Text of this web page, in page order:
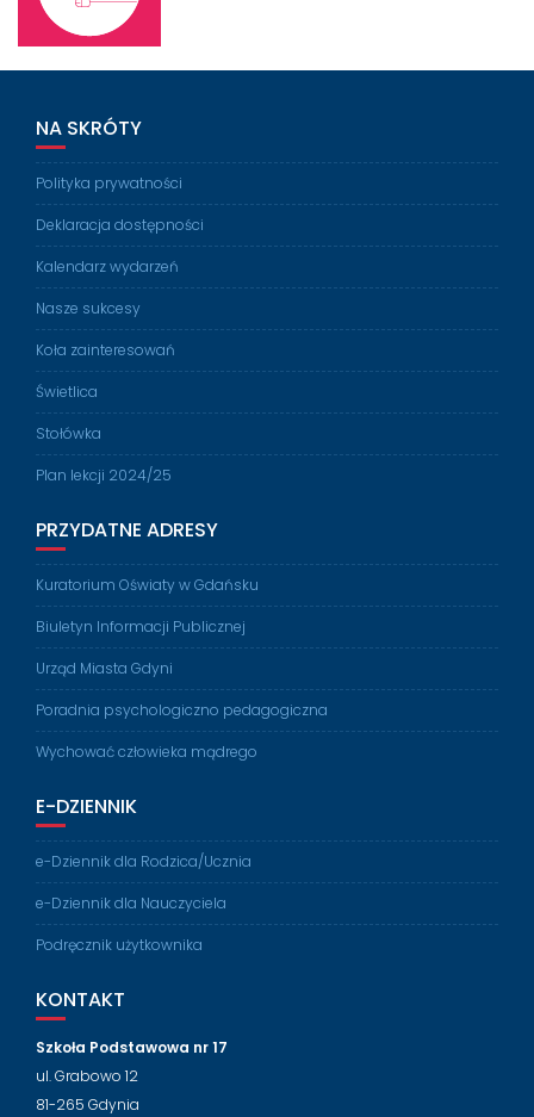
NA SKRÓTY
Polityka prywatności
Deklaracja dostępności
Kalendarz wydarzeń
Nasze sukcesy
Koła zainteresowań
Świetlica
Stołówka
Plan lekcji 2024/25
PRZYDATNE ADRESY
Kuratorium Oświaty w Gdańsku
Biuletyn Informacji Publicznej
Urząd Miasta Gdyni
Poradnia psychologiczno pedagogiczna
Wychować człowieka mądrego
E-DZIENNIK
e-Dziennik dla Rodzica/Ucznia
e-Dziennik dla Nauczyciela
Podręcznik użytkownika
KONTAKT
Szkoła Podstawowa nr 17
ul. Grabowo 12
81-265 Gdynia